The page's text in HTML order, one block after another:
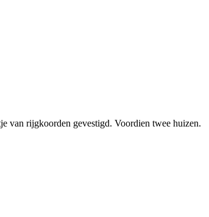
van rijgkoorden gevestigd. Voordien twee huizen.